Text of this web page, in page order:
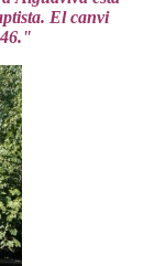
El canvi